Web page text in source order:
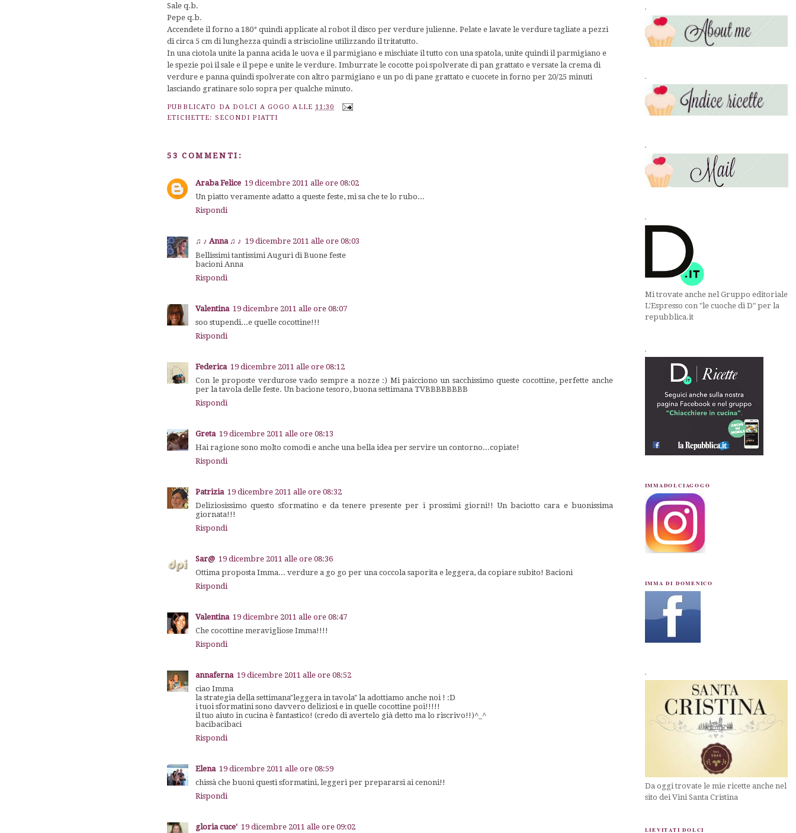
Sale q.b.
Pepe q.b.
Accendete il forno a 180° quindi applicate al robot il disco per verdure julienne. Pelate e lavate le verdure tagliate a pezzi
di circa 5 cm di lunghezza quindi a striscioline utilizzando il tritatutto.
In una ciotola unite la panna acida le uova e il parmigiano e mischiate il tutto con una spatola, unite quindi il parmigiano e
le spezie poi il sale e il pepe e unite le verdure. Imburrate le cocotte poi spolverate di pan grattato e versate la crema di
verdure e panna quindi spolverate con altro parmigiano e un po di pane grattato e cuocete in forno per 20/25 minuti
lasciando gratinare solo sopra per qualche minuto.
PUBBLICATO DA DOLCI A GOGO ALLE 11:30
ETICHETTE: SECONDI PIATTI
53 COMMENTI:
Araba Felice 19 dicembre 2011 alle ore 08:02
Un piatto veramente adatto a queste feste, mi sa che te lo rubo...
Rispondi
♫ ♪ Anna ♫ ♪ 19 dicembre 2011 alle ore 08:03
Bellissimi tantissimi Auguri di Buone feste
bacioni Anna
Rispondi
Valentina 19 dicembre 2011 alle ore 08:07
soo stupendi...e quelle cocottine!!!
Rispondi
Federica 19 dicembre 2011 alle ore 08:12
Con le proposte verdurose vado sempre a nozze :) Mi paicciono un sacchissimo queste cocottine, perfette anche
per la tavola delle feste. Un bacione tesoro, buona settimana TVBBBBBBBB
Rispondi
Greta 19 dicembre 2011 alle ore 08:13
Hai ragione sono molto comodi e anche una bella idea per servire un contorno...copiate!
Rispondi
Patrizia 19 dicembre 2011 alle ore 08:32
Deliziosissimo questo sformatino e da tenere presente per i prossimi giorni!! Un baciotto cara e buonissima
giornata!!!
Rispondi
Sar@ 19 dicembre 2011 alle ore 08:36
Ottima proposta Imma... verdure a go go per una coccola saporita e leggera, da copiare subito! Bacioni
Rispondi
Valentina 19 dicembre 2011 alle ore 08:47
Che cocottine meravigliose Imma!!!!
Rispondi
annaferna 19 dicembre 2011 alle ore 08:52
ciao Imma
la strategia della settimana"leggera in tavola" la adottiamo anche noi ! :D
i tuoi sformatini sono davvero deliziosi e in quelle cocottine poi!!!!!
il tuo aiuto in cucina è fantastico! (credo di avertelo già detto ma lo riscrivo!!)^_^
bacibacibaci
Rispondi
Elena 19 dicembre 2011 alle ore 08:59
chissà che buoni questi sformatini, leggeri per prepararsi ai cenoni!!
Rispondi
gloria cuce' 19 dicembre 2011 alle ore 09:02
.
.
.
.
Mi trovate anche nel Gruppo editoriale
L'Espresso con "le cuoche di D" per la
repubblica.it
.
IMMADOLCIAGOGO
IMMA DI DOMENICO
.
Da oggi trovate le mie ricette anche nel
sito dei Vini Santa Cristina
LIEVITATI DOLCI